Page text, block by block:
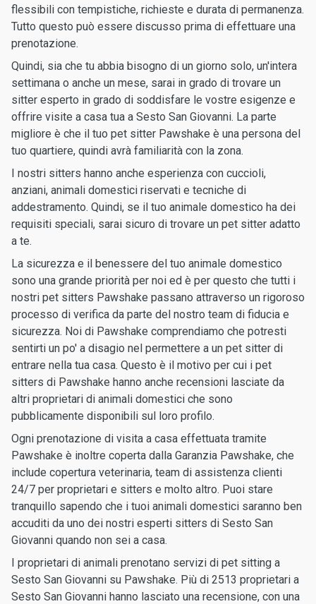
flessibili con tempistiche, richieste e durata di permanenza.
Tutto questo può essere discusso prima di effettuare una
prenotazione.
Quindi, sia che tu abbia bisogno di un giorno solo, un'intera
settimana o anche un mese, sarai in grado di trovare un
sitter esperto in grado di soddisfare le vostre esigenze e
offrire visite a casa tua a Sesto San Giovanni. La parte
migliore è che il tuo pet sitter Pawshake è una persona del
tuo quartiere, quindi avrà familiarità con la zona.
I nostri sitters hanno anche esperienza con cuccioli,
anziani, animali domestici riservati e tecniche di
addestramento. Quindi, se il tuo animale domestico ha dei
requisiti speciali, sarai sicuro di trovare un pet sitter adatto
a te.
La sicurezza e il benessere del tuo animale domestico
sono una grande priorità per noi ed è per questo che tutti i
nostri pet sitters Pawshake passano attraverso un rigoroso
processo di verifica da parte del nostro team di fiducia e
sicurezza. Noi di Pawshake comprendiamo che potresti
sentirti un po' a disagio nel permettere a un pet sitter di
entrare nella tua casa. Questo è il motivo per cui i pet
sitters di Pawshake hanno anche recensioni lasciate da
altri proprietari di animali domestici che sono
pubblicamente disponibili sul loro profilo.
Ogni prenotazione di visita a casa effettuata tramite
Pawshake è inoltre coperta dalla Garanzia Pawshake, che
include copertura veterinaria, team di assistenza clienti
24/7 per proprietari e sitters e molto altro. Puoi stare
tranquillo sapendo che i tuoi animali domestici saranno ben
accuditi da uno dei nostri esperti sitters di Sesto San
Giovanni quando non sei a casa.
I proprietari di animali prenotano servizi di pet sitting a
Sesto San Giovanni su Pawshake. Più di 2513 proprietari a
Sesto San Giovanni hanno lasciato una recensione, con una